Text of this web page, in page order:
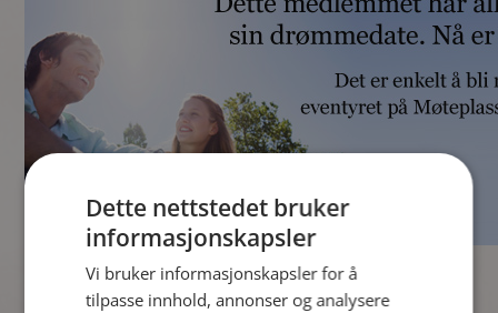
Dette nettstedet bruker
informasjonskapsler
Vi bruker informasjonskapsler for å
tilpasse innhold, annonser og analysere